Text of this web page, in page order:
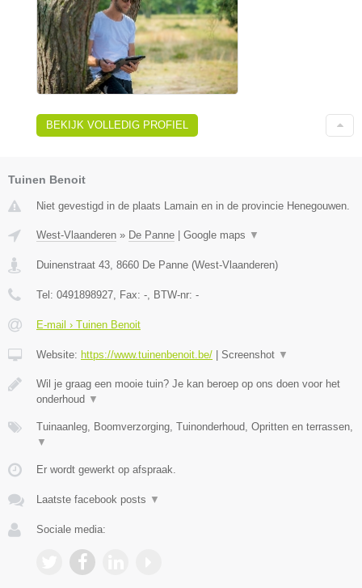
BEKIJK VOLLEDIG PROFIEL
Tuinen Benoit
Niet gevestigd in de plaats Lamain en in de provincie Henegouwen.
West-Vlaanderen » De Panne | Google maps ▼
Duinenstraat 43 8660 De Panne (West-Vlaanderen)
Tel: 0491898927 , Fax: - , BTW-nr: -
E-mail › Tuinen Benoit
Website: https://www.tuinenbenoit.be/ | Screenshot ▼
Wil je graag een mooie tuin? Je kan beroep op ons doen voor het
onderhoud ▼
Tuinaanleg, Boomverzorging, Tuinonderhoud, Opritten en terrassen,
▼
Er wordt gewerkt op afspraak.
Laatste facebook posts ▼
Sociale media: